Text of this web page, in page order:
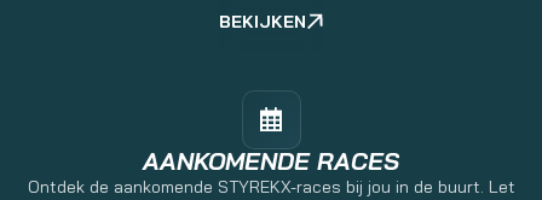
BEKIJKEN
AANKOMENDE RACES
Ontdek de aankomende STYREKX-races bij jou in de buurt. Let